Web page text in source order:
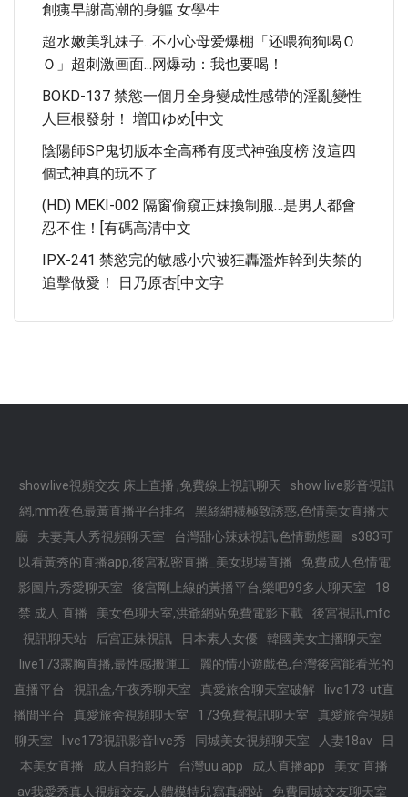
創痍早謝高潮的身軀 女學生
超水嫩美乳妹子...不小心母爱爆棚「还喂狗狗喝Ｏ
Ｏ」超刺激画面...网爆动：我也要喝！
BOKD-137 禁慾一個月全身變成性感帶的淫亂變性
人巨根發射！ 増田ゆめ[中文
陰陽師SP鬼切版本全高稀有度式神強度榜 沒這四
個式神真的玩不了
(HD) MEKI-002 隔窗偷窺正妹換制服…是男人都會
忍不住！[有碼高清中文
IPX-241 禁慾完的敏感小穴被狂轟濫炸幹到失禁的
追擊做愛！ 日乃原杏[中文字
showlive視頻交友 床上直播 ,免費線上視訊聊天
show live影音視訊
網,mm夜色最黃直播平台排名
黑絲網襪極致誘惑,色情美女直播大
廳
夫妻真人秀視頻聊天室 台灣甜心辣妹視訊,色情動態圖
s383可
以看黃秀的直播app,後宮私密直播_美女現場直播
免費成人色情電
影圖片,秀愛聊天室
後宮剛上線的黃播平台,樂吧99多人聊天室
18
禁 成人 直播
美女色聊天室,洪爺網站免費電影下載
後宮視訊,mfc
視訊聊天站
后宮正妹視訊 日本素人女優
韓國美女主播聊天室
live173露胸直播,最性感搬運工
麗的情小遊戲色,台灣後宮能看光的
直播平台
視訊盒,午夜秀聊天室 真愛旅舍聊天室破解
live173-ut直
播間平台
真愛旅舍視頻聊天室 173免費視訊聊天室
真愛旅舍視頻
聊天室
live173視訊影音live秀 同城美女視頻聊天室 人妻18av
日
本美女直播
成人自拍影片 台灣uu app 成人直播app
美女 直播
av我愛秀真人視頻交友,人體模特兒寫真網站
免費同城交友聊天室